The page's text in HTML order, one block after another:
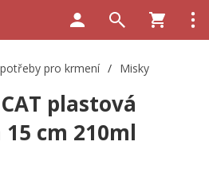
pro krmení / Misky
plastová
cm 210ml